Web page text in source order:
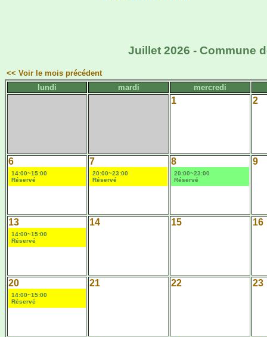
Juillet 2026 - Commune
<< Voir le mois précédent
lundi
mardi mercredi
1 2
6
14:00~15:00
Réservé
7
20:00~23:00
Réservé
8
20:00~23:00
Réservé
9
13
14:00~15:00
Réservé
14 15 16
20
14:00~15:00
Réservé
21 22 23